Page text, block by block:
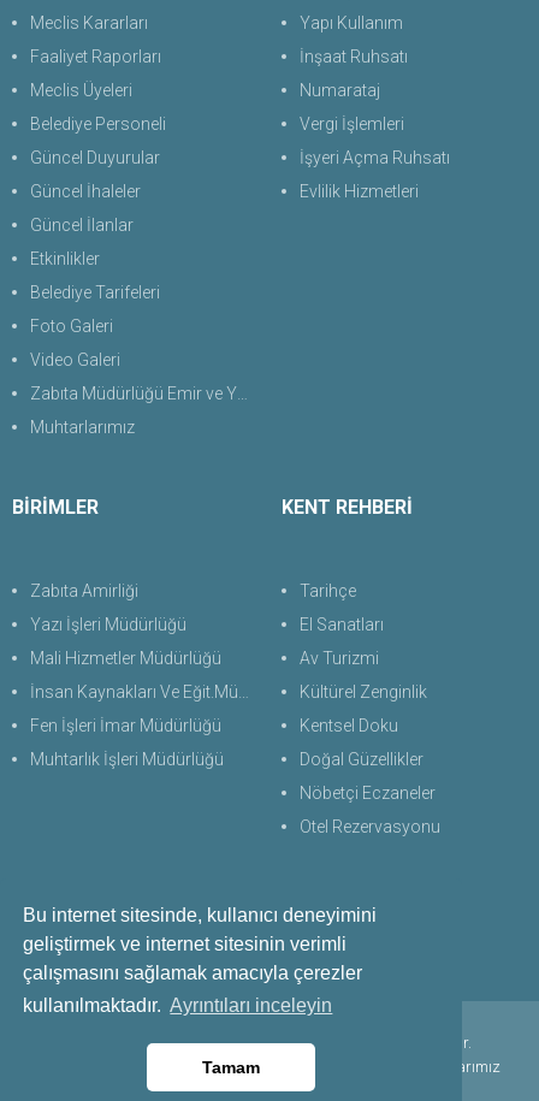
Bu internet sitesinde, kullanıcı deneyimini
geliştirmek ve internet sitesinin verimli
çalışmasını sağlamak amacıyla çerezler
kullanılmaktadır. Ayrıntıları inceleyin
Tamam
Meclis Kararları
Faaliyet Raporları
Meclis Üyeleri
Belediye Personeli
Güncel Duyurular
Güncel İhaleler
Güncel İlanlar
Etkinlikler
Belediye Tarifeleri
Foto Galeri
Video Galeri
Zabıta Müdürlüğü Emir ve Yasaklar Uygulama Yönetmeliği 2026
Muhtarlarımız
Yapı Kullanım
İnşaat Ruhsatı
Numarataj
Vergi İşlemleri
İşyeri Açma Ruhsatı
Evlilik Hizmetleri
BİRİMLER
Zabıta Amirliği
Yazı İşleri Müdürlüğü
Mali Hizmetler Müdürlüğü
İnsan Kaynakları Ve Eğit.Müdürlüğü
Fen İşleri İmar Müdürlüğü
Muhtarlık İşleri Müdürlüğü
KENT REHBERİ
Tarihçe
El Sanatları
Av Turizmi
Kültürel Zenginlik
Kentsel Doku
Doğal Güzellikler
Nöbetçi Eczaneler
Otel Rezervasyonu
Bize Ulaşın
+90 256 711 60 28
Copyright © 2021 - 2024 Çine Belediyesi. Her Hakkı Saklıdır.
kopyalanması, çoğaltılması ve dağıtılması halinde yasal haklarımız
işletilecektir.